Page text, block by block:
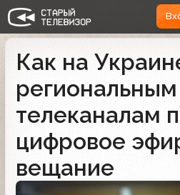
Как на
региональным
телеканалам
цифровое
вещание